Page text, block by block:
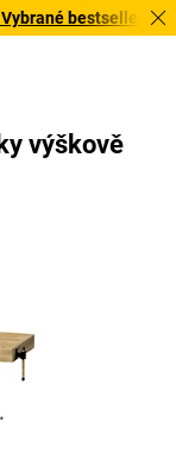
bestsellery
výškově